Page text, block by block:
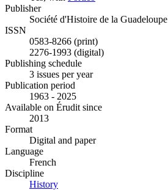
Publisher
Société d'Histoire de la Guadeloupe
ISSN
0583-8266 (print)
2276-1993 (digital)
Publishing schedule
3 issues per year
Publication period
1963 - 2025
Available on Érudit since
2013
Format
Digital and paper
Language
French
Discipline
History